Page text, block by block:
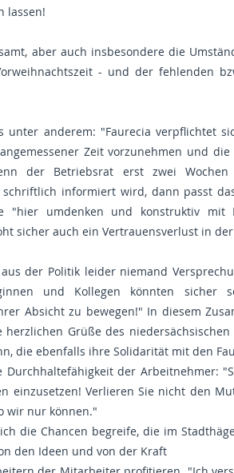
lassen!
aber auch insbesondere die
- und der fehlenden
unter anderem: "Faurecia verpflichtet
Zeit vorzunehmen und
der Betriebsrat erst zwei
informiert wird, dann passt
"hier umdenken und konstruktiv mit
sicher auch ein Vertrauensverlust in
der Politik leider niemand
und Kollegen könnten
Absicht zu bewegen!" In diesem
Grüße des
die ebenfalls ihre Solidarität mit den
Durchhaltefähigkeit der Arbeitnehmer:
einzusetzen! Verlieren Sie nicht den
wir nur können."
die Chancen begreife, die im
den Ideen und von der Kraft